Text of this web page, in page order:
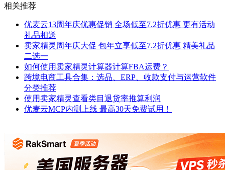
相关推荐
优麦云13周年庆优惠促销 全场低至7.2折优惠 更有活动
礼品相送
卖家精灵周年庆大促 包年立享低至7.2折优惠 精美礼品
二选一
如何使用卖家精灵计算器计算FBA运费？
跨境电商工具合集：选品、ERP、收款支付与运营软件
分类推荐
使用卖家精灵查看类目退货率推算利润
优麦云MCP内测上线 最高30天免费试用！